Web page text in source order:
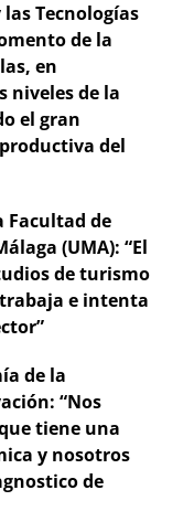
Tecnologías
de la
en
niveles de la
el gran
del
Facultad de
(UMA): “El
de turismo
trabaja e intenta
de la
“Nos
tiene una
y nosotros
de